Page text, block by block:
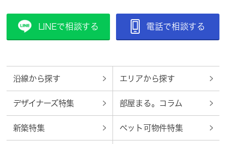
LINEで相談する 電話で相談する
沿線から探す エリアから探す
デザイナーズ特集 部屋まる。コラム
新築特集 ペット可物件特集